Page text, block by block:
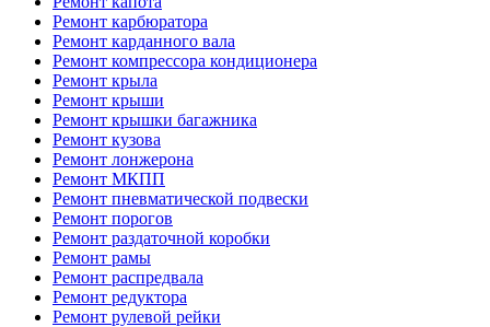
Ремонт карбюратора
Ремонт карданного вала
Ремонт компрессора кондиционера
Ремонт крыла
Ремонт крыши
Ремонт крышки багажника
Ремонт кузова
Ремонт лонжерона
Ремонт МКПП
Ремонт пневматической подвески
Ремонт порогов
Ремонт раздаточной коробки
Ремонт рамы
Ремонт распредвала
Ремонт редуктора
Ремонт рулевой рейки